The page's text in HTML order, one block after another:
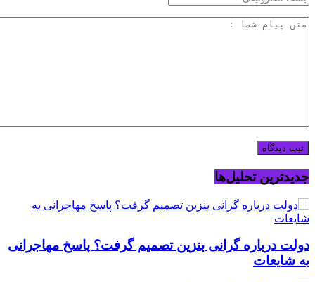
جدیدترین تحلیل‌ها
دولت درباره گرانی بنزین تصمیم گرفت؟ پاسخ مهاجرانی
به شایعات